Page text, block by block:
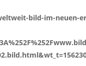
bild-im-neuen-